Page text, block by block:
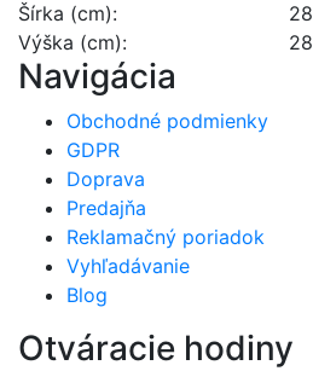
Šírka (cm):
28
Výška (cm):
28
Navigácia
Obchodné podmienky
GDPR
Doprava
Predajňa
Reklamačný poriadok
Vyhľadávanie
Blog
Otváracie hodiny